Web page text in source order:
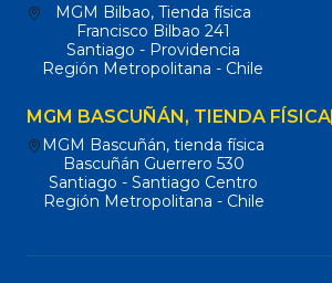
MGM Bilbao, Tienda física
Francisco Bilbao 241
Santiago - Providencia
Región Metropolitana - Chile
MGM BASCUÑÁN, TIENDA FÍSICA
MGM Bascuñán, tienda física
Bascuñán Guerrero 530
Santiago - Santiago Centro
Región Metropolitana - Chile